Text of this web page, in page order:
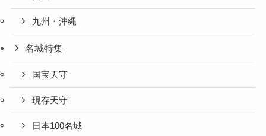
九州・沖縄
名城特集
国宝天守
現存天守
日本100名城